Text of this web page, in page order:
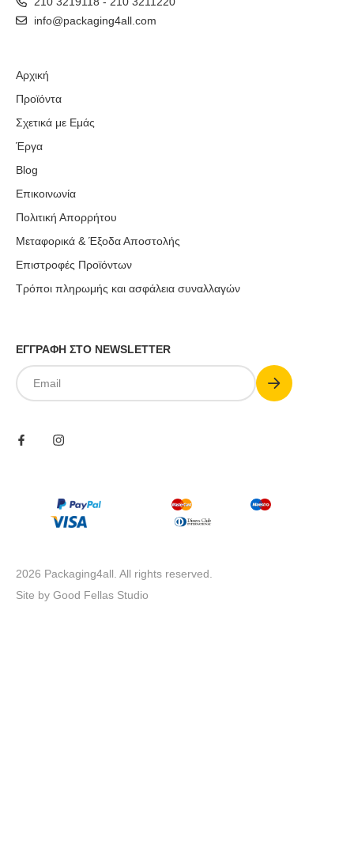
info@packaging4all.com
Αρχική
Προϊόντα
Σχετικά με Εμάς
Έργα
Blog
Επικοινωνία
Πολιτική Απορρήτου
Μεταφορικά & Έξοδα Αποστολής
Επιστροφές Προϊόντων
Τρόποι πληρωμής και ασφάλεια συναλλαγών
ΕΓΓΡΑΦΗ ΣΤΟ NEWSLETTER
Email
Submit
2026 Packaging4all. All rights reserved.
Site by Good Fellas Studio